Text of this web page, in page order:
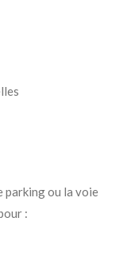
ou la voie
: